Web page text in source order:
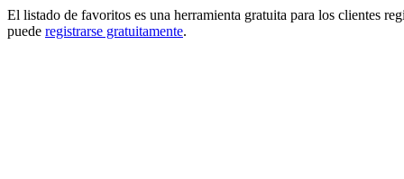
El listado de favoritos es una herramienta gratuita para los clientes
puede registrarse gratuitamente.